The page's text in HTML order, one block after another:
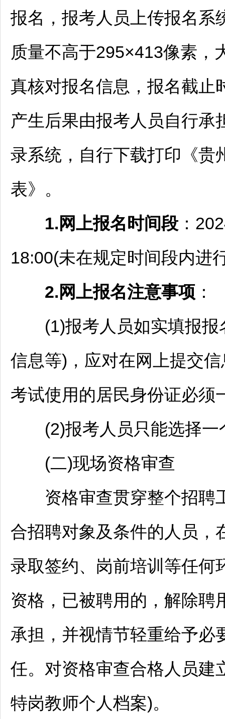
报名，报考人员上传报名系
质量不高于295×413像素，
真核对报名信息，报名截止
产生后果由报考人员自行承
录系统，自行下载打印《贵
表》。
1. 网上报名时间段 ：
18:00(未在规定时间段内进
2. 网上报名注意事项 ：
(1)报考人员如实填报报
信息等)，应对在网上提交
考试使用的居民身份证必须
(2)报考人员只能选择一
(二)现场资格审查
资格审查贯穿整个招聘
合招聘对象及条件的人员，
录取签约、岗前培训等任何
资格，已被聘用的，解除聘
承担，并视情节轻重给予必
任。对资格审查合格人员建
特岗教师个人档案)。